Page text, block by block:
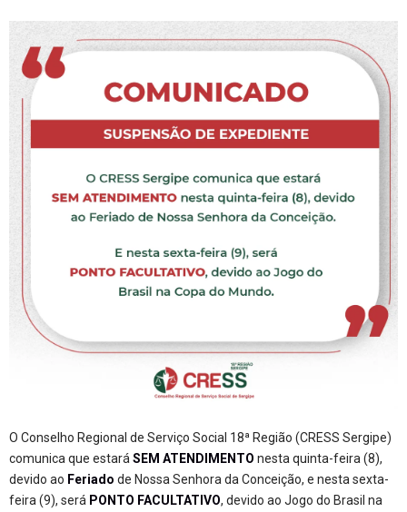
O Conselho Regional de Serviço Social 18ª Região (CRESS Sergipe)
comunica que estará SEM ATENDIMENTO nesta quinta-feira (8),
devido ao Feriado de Nossa Senhora da Conceição, e nesta sexta-
feira (9), será PONTO FACULTATIVO, devido ao Jogo do Brasil na